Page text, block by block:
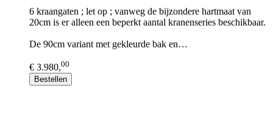
6 kraangaten ; let op ; vanweg de bijzondere hartmaat van
20cm is er alleen een beperkt aantal kranenseries beschikbaar.
De 90cm variant met gekleurde bak en…
€ 3.980,00
Bestellen